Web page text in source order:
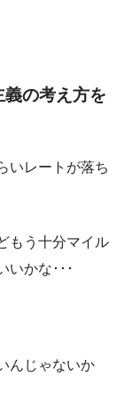
義の考え方を
いレートが落ち
もう十分マイル
いかな･･･
んじゃないか